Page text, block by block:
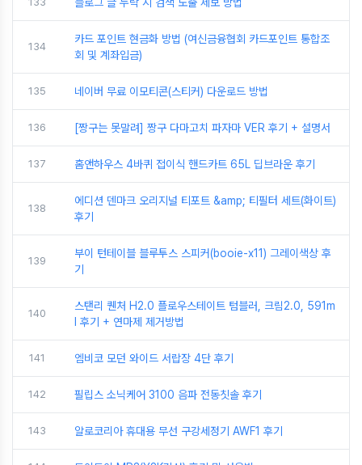
134
카드 포인트 현금화 방법 (여신금융협회 카드포인트 통합조
회 및 계좌입금)
135 네이버 무료 이모티콘(스티커) 다운로드 방법
136 [짱구는 못말려] 짱구 다마고치 파자마 VER 후기 + 설명서
137 홈앤하우스 4바퀴 접이식 핸드카트 65L 딥브라운 후기
138
에디션 덴마크 오리지널 티포트 &amp; 티필터 세트(화이트)
후기
139
부이 턴테이블 블루투스 스피커(booie-x11) 그레이색상 후
기
140
스탠리 퀜처 H2.0 플로우스테이트 텀블러, 크림2.0, 591m
l 후기 + 연마제 제거방법
141 엠비코 모던 와이드 서랍장 4단 후기
142 필립스 소닉케어 3100 음파 전동칫솔 후기
143 알로코리아 휴대용 무선 구강세정기 AWF1 후기